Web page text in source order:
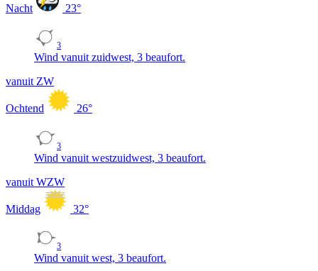
Nacht 23°
3
Wind vanuit zuidwest, 3 beaufort.
vanuit ZW
Ochtend 26°
3
Wind vanuit westzuidwest, 3 beaufort.
vanuit WZW
Middag 32°
3
Wind vanuit west, 3 beaufort.